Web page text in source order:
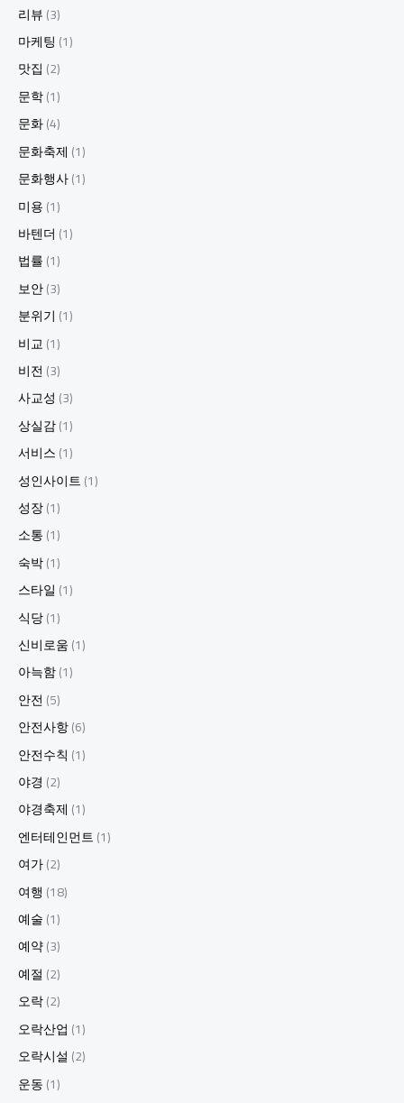
리뷰(3)
마케팅 (1)
맛집 (2)
문학(1)
문화(4)
문화축제 (1)
문화행사(1)
미용(1)
바텐더 (1)
법률(1)
보안(3)
분위기 (1)
비교(1)
비전(3)
사교성 (3)
상실감(1)
서비스(1)
성인사이트(1)
성장(1)
소통(1)
숙박(1)
스타일(1)
식당(1)
신비로움(1)
아늑함(1)
안전(5)
안전사항(6)
안전수칙 (1)
야경 (2)
야경축제 (1)
엔터테인먼트(1)
여가(2)
여행 (18)
예술(1)
예약(3)
예절(2)
오락(2)
오락산업 (1)
오락시설(2)
운동(1)